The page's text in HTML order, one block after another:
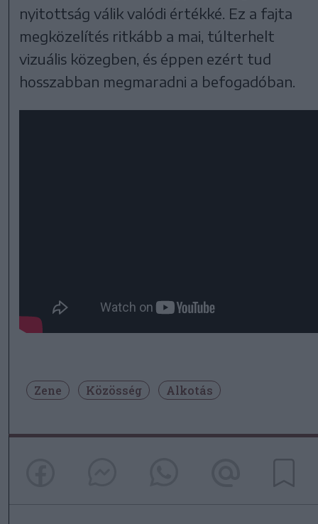
nyitottság válik valódi értékké. Ez a fajta
megközelítés ritkább a mai, túlterhelt
vizuális közegben, és éppen ezért tud
hosszabban megmaradni a befogadóban.
Zene Közösség Alkotás